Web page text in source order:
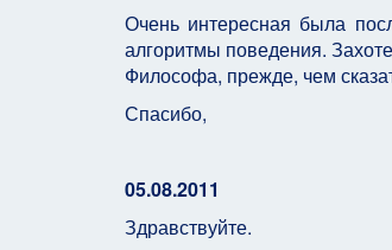
Очень интересная была
алгоритмы поведения.
Философа, прежде, чем
Спасибо,
05.08.2011
Здравствуйте.